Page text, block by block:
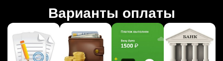
Варианты оплаты